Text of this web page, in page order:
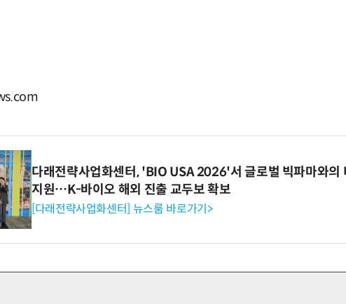
다래전략사업화센터, 'BIO USA 2026'서 글로벌 빅파마와의
지원…K-바이오 해외 진출 교두보 확보
[다래전략사업화센터] 뉴스룸 바로가기>